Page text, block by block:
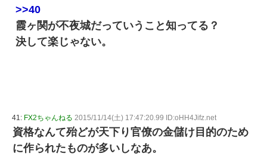
>>40
霞ヶ関が不夜城だっていうこと知ってる？
決して楽じゃない。
41: FX2ちゃんねる 2015/11/14(土) 17:47:20.99 ID:oHH4Jifz.net
資格なんて殆どが天下り官僚の金儲け目的のため
に作られたものが多いしなあ。